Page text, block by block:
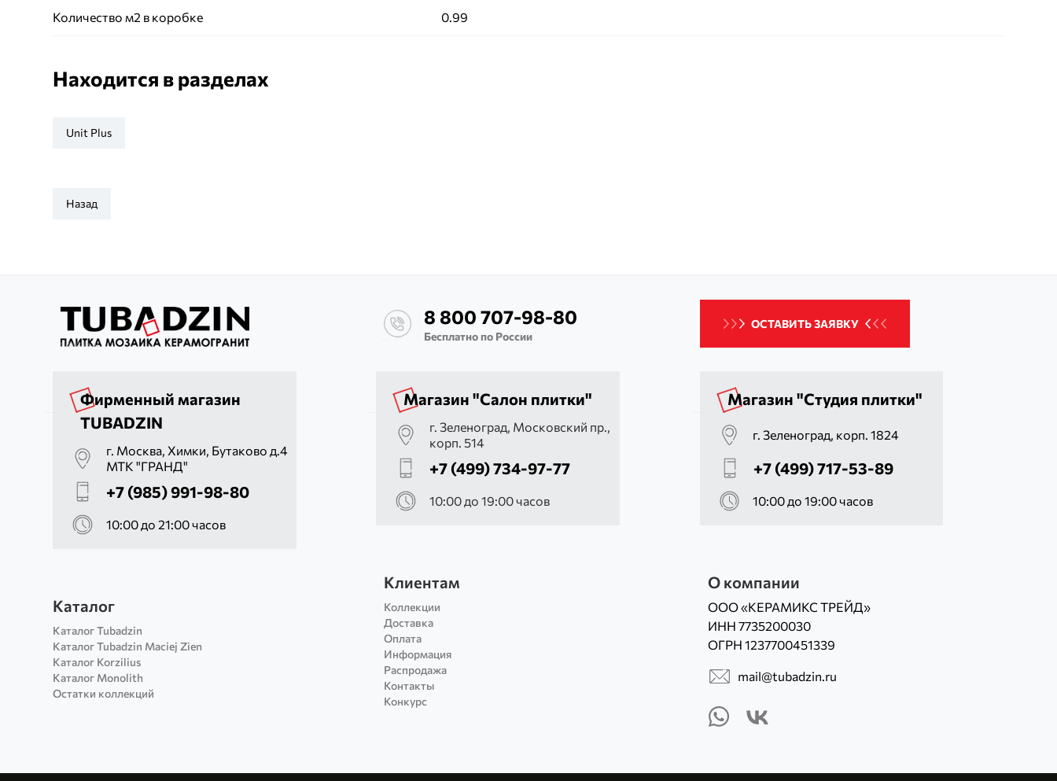
Количество м2 в коробке 0.99
Находится в разделах
Unit Plus
Назад
8 800 707-98-80
Бесплатно по России
ОСТАВИТЬ ЗАЯВКУ
Фирменный магазин
TUBADZIN
г. Москва, Химки, Бутаково д.4
МТК "ГРАНД"
+7 (985) 991-98-80
10:00 до 21:00 часов
Каталог
Каталог Tubadzin
Каталог Tubadzin Maciej Zien
Каталог Korzilius
Каталог Monolith
Остатки коллекций
Магазин "Салон плитки"
г. Зеленоград, Московский пр.,
корп. 514
+7 (499) 734-97-77
10:00 до 19:00 часов
Клиентам
Коллекции
Доставка
Оплата
Информация
Распродажа
Контакты
Конкурс
Магазин "Студия плитки"
г. Зеленоград, корп. 1824
+7 (499) 717-53-89
10:00 до 19:00 часов
О компании
ООО «КЕРАМИКС ТРЕЙД»
ИНН 7735200030
ОГРН 1237700451339
mail@tubadzin.ru